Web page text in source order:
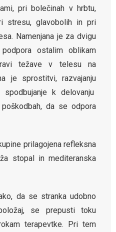
pri bolečinah v hrbtu,
stresu, glavobolih in pri
Namenjana je za dvigu
ostalim oblikam
težave v telesu na
je sprostitvi, razvajanju
k delovanju
da se odpora
prilagojena refleksna
stopal in mediteranska
da se stranka udobno
se prepusti toku
terapevtke. Pri tem